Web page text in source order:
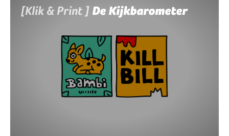
[Klik & Print ] De Kijkbarometer